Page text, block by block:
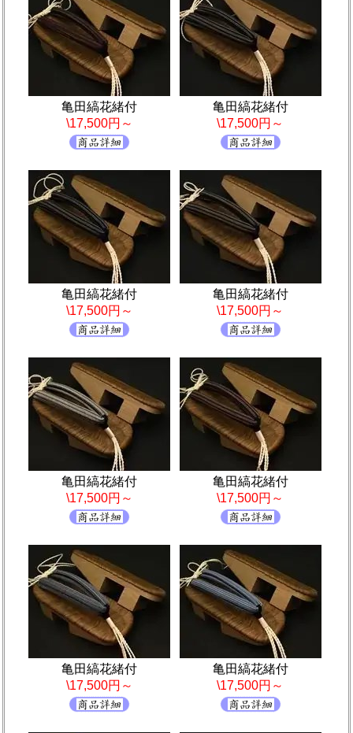
亀田縞花緒付
\17,500円～
亀田縞花緒付
\17,500円～
亀田縞花緒付
\17,500円～
亀田縞花緒付
\17,500円～
亀田縞花緒付
\17,500円～
亀田縞花緒付
\17,500円～
亀田縞花緒付
\17,500円～
亀田縞花緒付
\17,500円～